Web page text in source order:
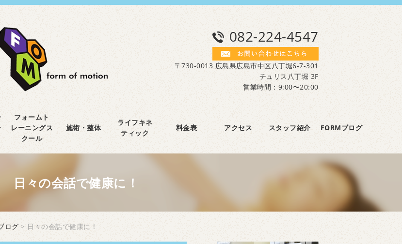
082-224-4547
〒730-0013 広島県広島市中区八丁堀6-7-301
チュリス八丁堀 3F
営業時間：9:00〜20:00
フォームト
レーニングス
クール
施術・整体
ライフキネ
ティック
料金表 アクセス スタッフ紹介 FORMブログ
日々の会話で健康に！
ログ > 日々の会話で健康に！